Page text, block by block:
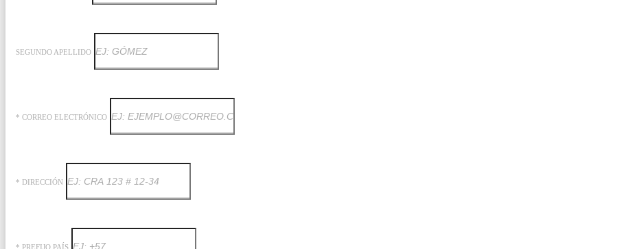
SEGUNDO APELLIDO
* CORREO ELECTRÓNICO
* DIRECCIÓN
* PREFIJO PAÍS